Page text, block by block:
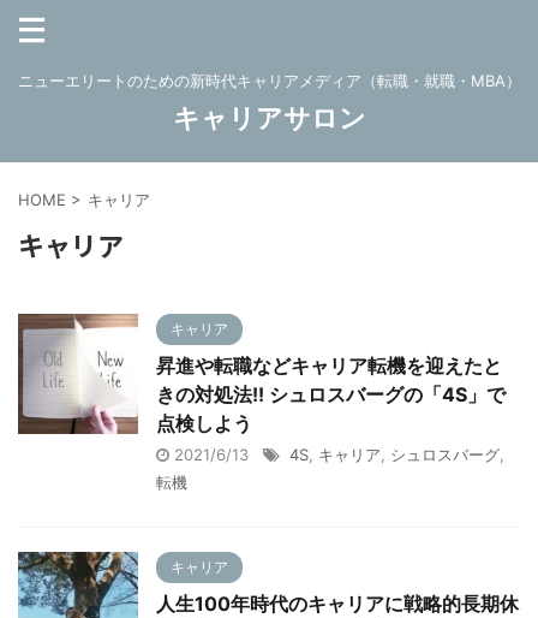
ニューエリートのための新時代キャリアメディア（転職・就職・MBA）
キャリアサロン
HOME > キャリア
キャリア
キャリア
昇進や転職などキャリア転機を迎えたと
きの対処法!! シュロスバーグの「4S」で
点検しよう
2021/6/13 4S キャリア シュロスバーグ
転機
キャリア
人生100年時代のキャリアに戦略的長期休